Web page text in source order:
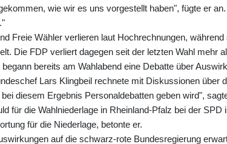
wie wir es uns vorgestellt haben", fügte er
Freie Wähler verlieren laut Hochrechnungen,
Die FDP verliert dagegen seit der letzten Wahl mehr
begann bereits am Wahlabend eine Debatte über
Lars Klingbeil rechnete mit Diskussionen über
diesem Ergebnis Personaldebatten geben wird",
für die Wahlniederlage in Rheinland-Pfalz bei der
für die Niederlage, betonte er.
auf die schwarz-rote Bundesregierung